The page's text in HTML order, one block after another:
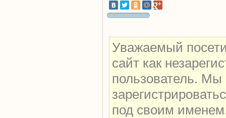
Уважаемый
сайт как
пользователь.
под своим